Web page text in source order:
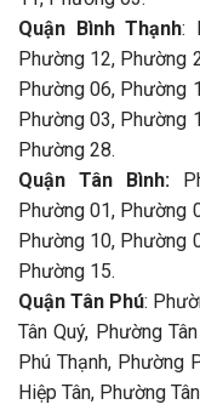
Quận Bình Thạnh:
Phường 12, Phường
Phường 06, Phường
Phường 03, Phường
Phường 28.
Quận Tân Bình:
Phường 01, Phường
Phường 10, Phường
Phường 15.
Quận Tân Phú:
Tân Quý, Phường
Phú Thạnh, Phường
Hiệp Tân, Phường